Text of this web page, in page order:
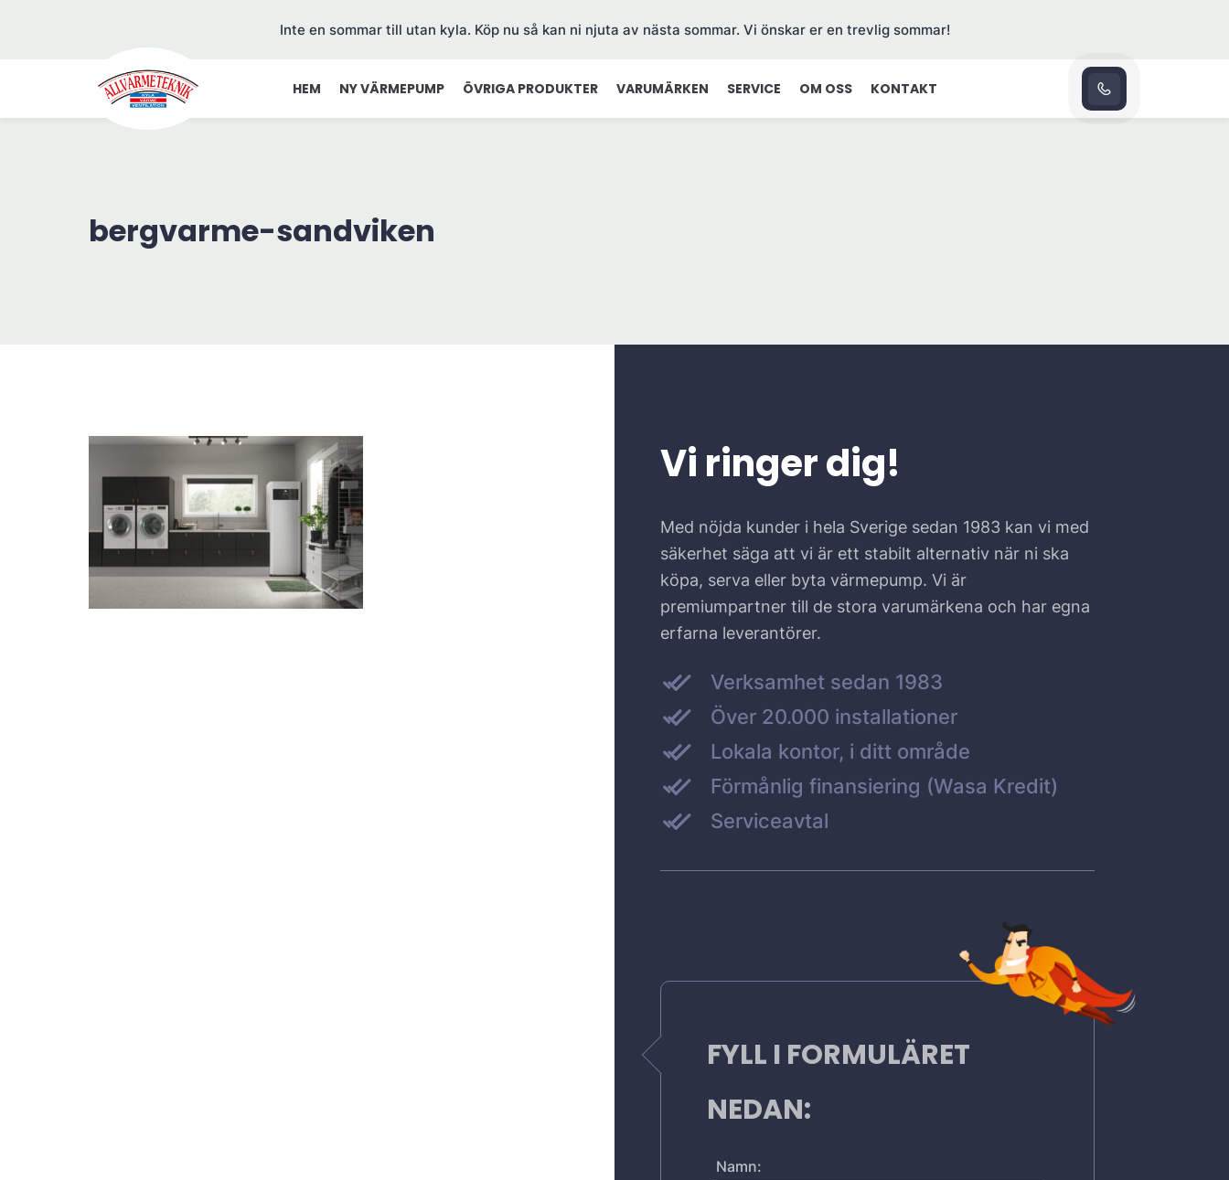
Inte en sommar till utan kyla. Köp nu så kan ni njuta av nästa sommar. Vi önskar er en trevlig sommar!
HEM NY VÄRMEPUMP ÖVRIGA PRODUKTER VARUMÄRKEN SERVICE OM OSS KONTAKT
bergvarme-sandviken
Vi ringer dig!
Med nöjda kunder i hela Sverige sedan 1983 kan vi med
säkerhet säga att vi är ett stabilt alternativ när ni ska
köpa, serva eller byta värmepump. Vi är
premiumpartner till de stora varumärkena och har egna
erfarna leverantörer.
Verksamhet sedan 1983
Över 20.000 installationer
Lokala kontor, i ditt område
Förmånlig finansiering (Wasa Kredit)
Serviceavtal
FYLL I FORMULÄRET
NEDAN:
Namn: